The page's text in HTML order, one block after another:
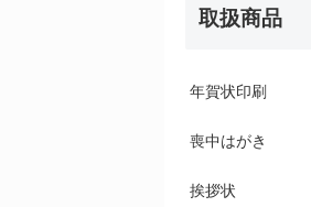
取扱商品
年賀状印刷
喪中はがき
挨拶状